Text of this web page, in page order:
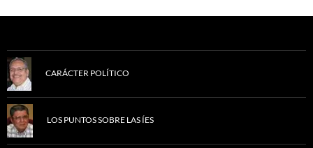
CARÁCTER POLÍTICO
LOS PUNTOS SOBRE LAS ÍES